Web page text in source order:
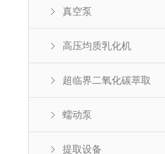
真空泵
高压均质乳化机
超临界二氧化碳萃取
蠕动泵
提取设备